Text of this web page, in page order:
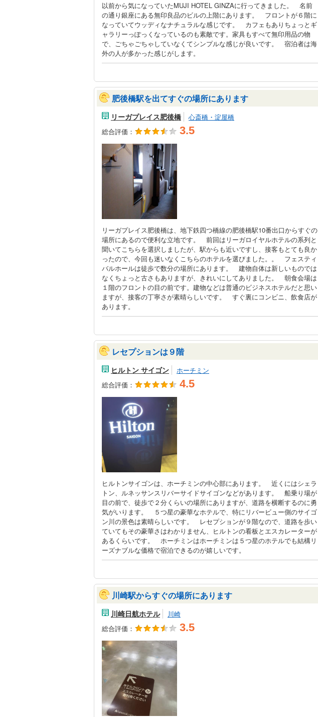
以前から気になっていたMUJI HOTEL GINZAに行ってきました。 名前
の通り銀座にある無印良品のビルの上階にあります。 フロントが６階に
なっていてウッディなナチュラルな感じです。 カフェもありちょっとギ
ャラリーっぽっくなっているのも素敵です。家具もすべて無印用品の物
で、ごちゃごちゃしていなくてシンプルな感じが良いです。 宿泊者は海
外の人が多かった感じがします。
肥後橋駅を出てすぐの場所にあります
リーガプレイス肥後橋
心斎橋・淀屋橋
総合評価：
3.5
リーガプレイス肥後橋は、地下鉄四つ橋線の肥後橋駅10番出口からすぐの
場所にあるので便利な立地です。 前回はリーガロイヤルホテルの系列と
聞いてこちらを選択しましたが、駅からも近いですし、接客もとても良か
ったので、今回も迷いなくこちらのホテルを選びました。。 フェスティ
バルホールは徒歩で数分の場所にあります。 建物自体は新しいものでは
なくちょっと古さもありますが、きれいにしてありました。 朝食会場は
１階のフロントの目の前です。建物などは普通のビジネスホテルだと思い
ますが、接客の丁寧さが素晴らしいです。 すぐ裏にコンビニ、飲食店が
あります。
レセプションは９階
ヒルトン サイゴン
ホーチミン
総合評価：
4.5
ヒルトンサイゴンは、ホーチミンの中心部にあります。 近くにはシェラ
トン、ルネッサンスリバーサイドサイゴンなどがあります。 船乗り場が
目の前で、徒歩で２分くらいの場所にありますが、道路を横断するのに勇
気がいります。 ５つ星の豪華なホテルで、特にリバービュー側のサイゴ
ン川の景色は素晴らしいです。 レセプションが９階なので、道路を歩い
ていてもその豪華さはわかりません、ヒルトンの看板とエスカレーターが
あるくらいです。 ホーチミンはホーチミンは５つ星のホテルでも結構リ
ーズナブルな価格で宿泊できるのが嬉しいです。
川崎駅からすぐの場所にあります
川崎日航ホテル
川崎
総合評価：
3.5